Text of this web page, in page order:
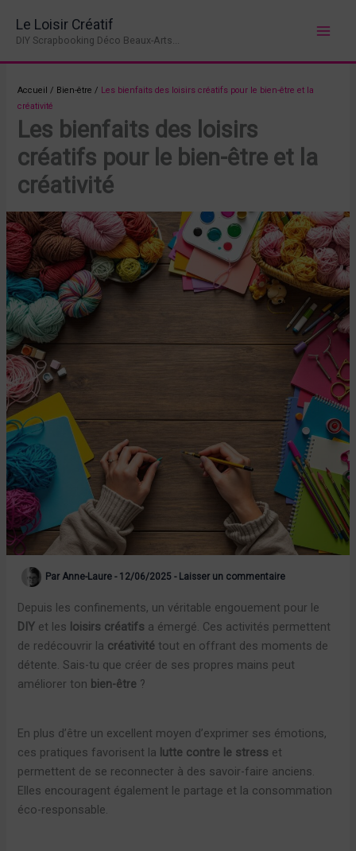
contenu
Le Loisir Créatif
DIY Scrapbooking Déco Beaux-Arts...
Accueil / Bien-être / Les bienfaits des loisirs créatifs pour le bien-être et la
créativité
Les bienfaits des loisirs
créatifs pour le bien-être et la
créativité
Par Anne-Laure- 12/06/2025- Laisser un commentaire
Depuis les confinements, un véritable engouement pour le
DIY et les loisirs créatifs a émergé. Ces activités permettent
de redécouvrir la créativité tout en offrant des moments de
détente. Sais-tu que créer de ses propres mains peut
améliorer ton bien-être ?
En plus d’être un excellent moyen d’exprimer ses émotions,
ces pratiques favorisent la lutte contre le stress et
permettent de se reconnecter à des savoir-faire anciens.
Elles encouragent également le partage et la consommation
éco-responsable.